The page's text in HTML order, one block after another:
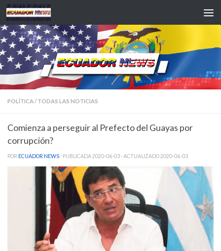
Saltar al contenido
POLÍTICA/ TODAS LAS NOTICIAS
Comienza a perseguir al Prefecto del Guayas por
corrupción?
POR ECUADOR NEWS · PUBLICADA2020-06-03 · ACTUALIZADO2020-06-03